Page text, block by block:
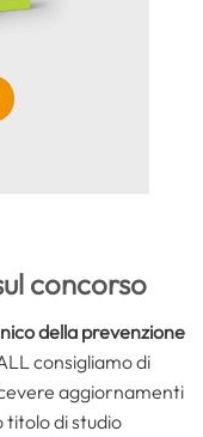
concorso
della prevenzione
consigliamo di
aggiornamenti
titolo di studio